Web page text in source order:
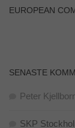
EUROPEAN
SENASTE
Peter
SKP